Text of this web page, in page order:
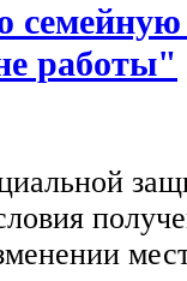
работы"